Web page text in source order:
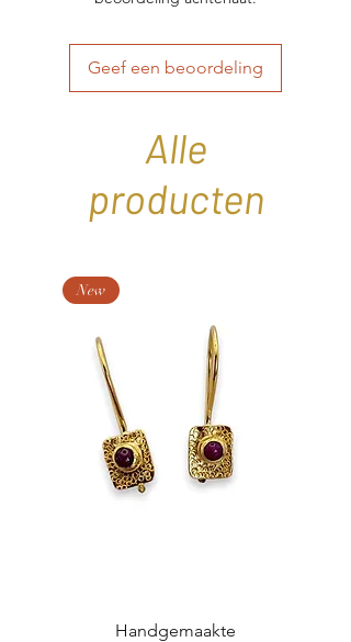
Elk paar is uniek en straalt tijdloze
schoonheid uit.Geef een beoordeling
Alle
producten
New
Handgemaakte